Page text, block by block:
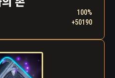
을 떼지 않으며 서
말과 동시에 괴물의
났습니다.
여운 드로머여!” 괴
100%
+50190